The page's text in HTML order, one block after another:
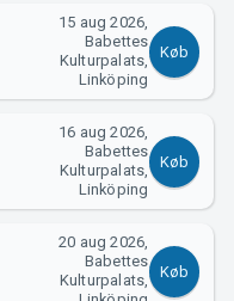
15 aug 2026,
Babettes
Kulturpalats,
Linköping
Køb
16 aug 2026,
Babettes
Kulturpalats,
Linköping
Køb
20 aug 2026,
Babettes
Kulturpalats,
Køb